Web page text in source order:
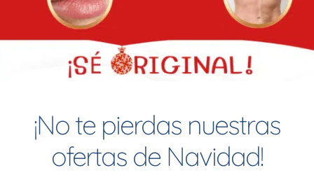
¡No te pierdas nuestras
ofertas de Navidad!